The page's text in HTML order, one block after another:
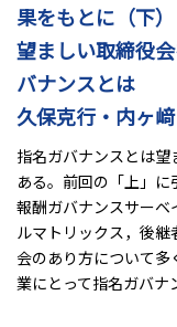
果をもとに（下）
望ましい取締役
バナンスとは
久保克行・内ヶ
指名ガバナンスとは
ある。前回の「上」
報酬ガバナンスサーベ
ルマトリックス，後
会のあり方について
業にとって指名ガバナ